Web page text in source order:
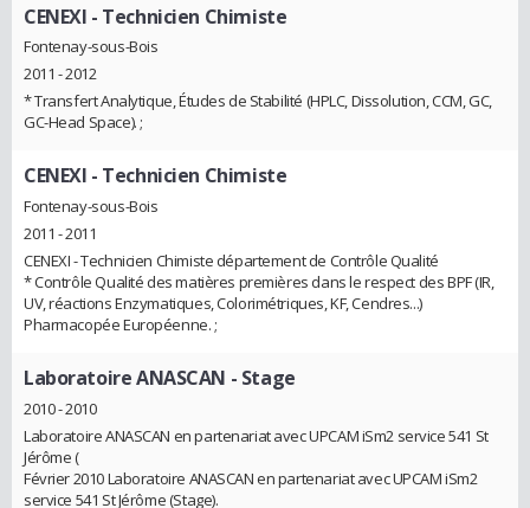
CENEXI - Technicien Chimiste
Fontenay-sous-Bois
2011 - 2012
* Transfert Analytique, Études de Stabilité (HPLC, Dissolution, CCM, GC,
GC-Head Space). ;
CENEXI - Technicien Chimiste
Fontenay-sous-Bois
2011 - 2011
CENEXI - Technicien Chimiste département de Contrôle Qualité
* Contrôle Qualité des matières premières dans le respect des BPF (IR,
UV, réactions Enzymatiques, Colorimétriques, KF, Cendres...)
Pharmacopée Européenne. ;
Laboratoire ANASCAN - Stage
2010 - 2010
Laboratoire ANASCAN en partenariat avec UPCAM iSm2 service 541 St
Jérôme (
Février 2010 Laboratoire ANASCAN en partenariat avec UPCAM iSm2
service 541 St Jérôme (Stage).